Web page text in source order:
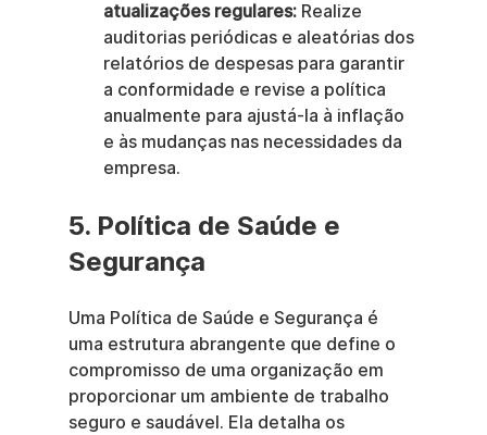
atualizações regulares: Realize
auditorias periódicas e aleatórias dos
relatórios de despesas para garantir
a conformidade e revise a política
anualmente para ajustá-la à inflação
e às mudanças nas necessidades da
empresa.
5. Política de Saúde e
Segurança
Uma Política de Saúde e Segurança é
uma estrutura abrangente que define o
compromisso de uma organização em
proporcionar um ambiente de trabalho
seguro e saudável. Ela detalha os